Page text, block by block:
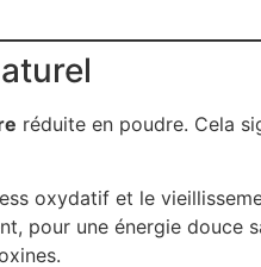
réduite en poudre. Cela
oxydatif et le
pour une énergie douce